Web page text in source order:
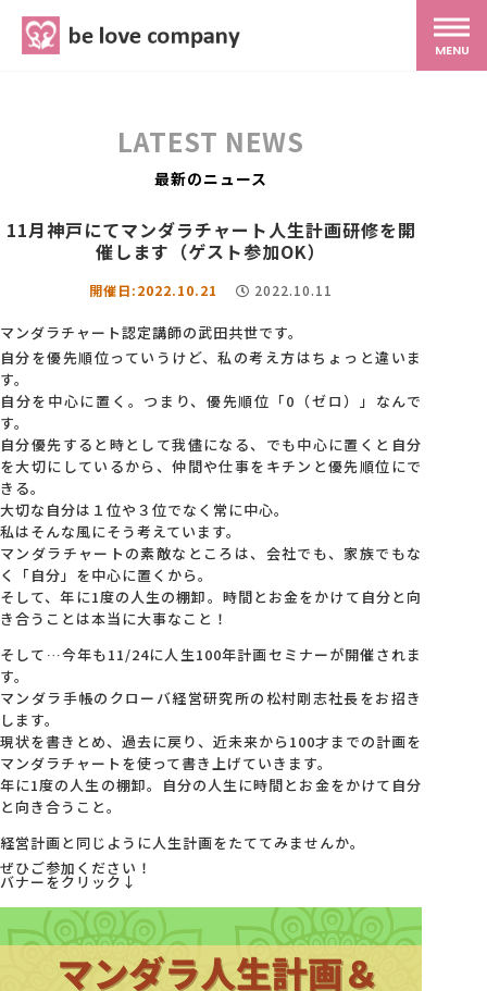
MENU
スタッフ紹介
最新ブログ
会社概要
アクセス
お問い合わせ
LATEST NEWS
最新のニュース
11月神戸にてマンダラチャート人生計画研修を開
催します（ゲスト参加OK）
開催日:2022.10.21 2022.10.11
マンダラチャート認定講師の武田共世です。
自分を優先順位っていうけど、私の考え方はちょっと違いま
す。
自分を中心に置く。つまり、優先順位「0（ゼロ）」なんで
す。
自分優先すると時として我儘になる、でも中心に置くと自分
を大切にしているから、仲間や仕事をキチンと優先順位にで
きる。
大切な自分は１位や３位でなく常に中心。
私はそんな風にそう考えています。
マンダラチャートの素敵なところは、会社でも、家族でもな
く「自分」を中心に置くから。
そして、年に1度の人生の棚卸。時間とお金をかけて自分と向
き合うことは本当に大事なこと！
そして…今年も11/24に人生100年計画セミナーが開催されま
す。
マンダラ手帳のクローバ経営研究所の松村剛志社長をお招き
します。
現状を書きとめ、過去に戻り、近未来から100才までの計画を
マンダラチャートを使って書き上げていきます。
年に1度の人生の棚卸。自分の人生に時間とお金をかけて自分
と向き合うこと。
経営計画と同じように人生計画をたててみませんか。
ぜひご参加ください！
バナーをクリック↓